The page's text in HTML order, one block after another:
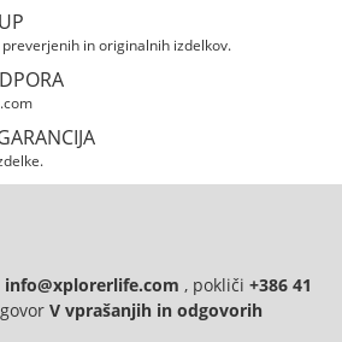
in originalnih izdelkov.
info@xplorerlife.com , pokliči +386 41
V vprašanjih in odgovorih